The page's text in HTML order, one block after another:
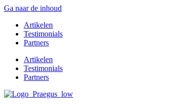
Ga naar de inhoud
Artikelen
Testimonials
Partners
Artikelen
Testimonials
Partners